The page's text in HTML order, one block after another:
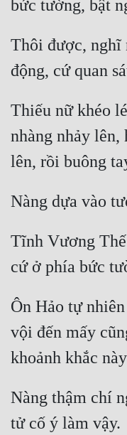
Triều Đấu
Trùng Sinh
Trọng Sinh
Tu Chân
Tu Tiên
Võ Hiệp
Võng Du
Xuyên Không
Xuyên Nhanh
Xuyên Sách
Xuyên Thư
Điền Văn
Thôi được, nghĩ
Thiếu nữ khéo
nhàng nhảy
Tĩnh Vương
Ôn Hảo tự
vội đến mấy
Nàng thậm chí